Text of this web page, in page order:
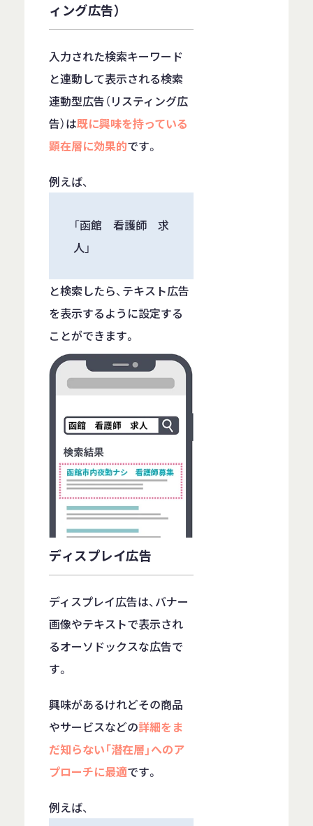
ィング広告）
入力された検索キーワード
と連動して表示される検索
連動型広告（リスティング広
告）は既に興味を持っている
顕在層に効果的です。
例えば、
「函館 看護師 求
人」
と検索したら、テキスト広告
を表示するように設定する
ことができます。
ディスプレイ広告
ディスプレイ広告は、バナー
画像やテキストで表示され
るオーソドックスな広告で
す。
興味があるけれどその商品
やサービスなどの詳細をま
だ知らない「潜在層」へのア
プローチに最適です。
例えば、